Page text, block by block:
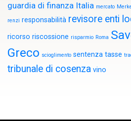
guardia di finanza Italia mercato
renzi responsabilità revisore enti
ricorso riscossione risparmio Roma
Greco scioglimento sentenza tasse
tribunale di cosenza vino